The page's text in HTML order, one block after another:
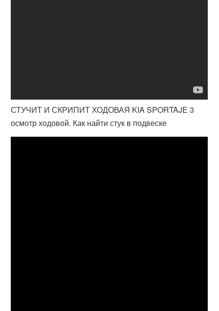
СТУЧИТ И СКРИПИТ ХОДОВАЯ KIA SPORTAJE 3
осмотр ходовой. Как найти стук в подвеске